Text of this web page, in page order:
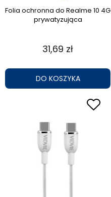
Folia ochronna do Realme 10 4G
prywatyzująca
31,69 zł
DO KOSZYKA